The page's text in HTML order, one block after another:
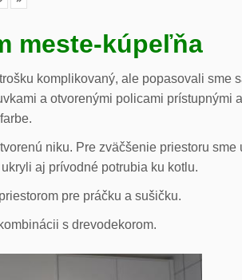
meste-kúpeľňa
komplikovaný, ale popasovali sme
a otvorenými policami prístupnými
niku. Pre zväčšenie priestoru sme
aj prívodné potrubia ku kotlu.
pre práčku a sušičku.
s drevodekorom.